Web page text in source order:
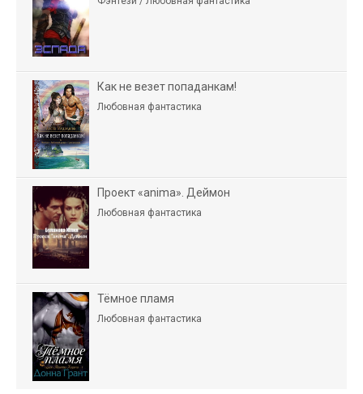
Как не везет попаданкам!
Любовная фантастика
Проект «anima». Деймон
Любовная фантастика
Тёмное пламя
Любовная фантастика